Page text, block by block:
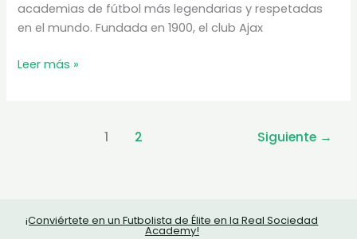
academias de fútbol más legendarias y respetadas
en el mundo. Fundada en 1900, el club Ajax
Ajax
Revolucionó
Leer más »
1 2 Siguiente →
¡Conviértete en un Futbolista de Élite en la Real Sociedad
Academy!